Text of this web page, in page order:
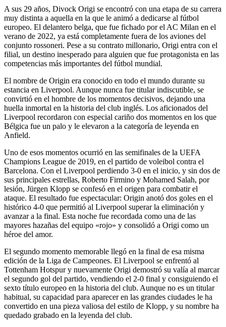
A sus 29 años, Divock Origi se encontró con una etapa de su carrera
muy distinta a aquella en la que le animó a dedicarse al fútbol
europeo. El delantero belga, que fue fichado por el AC Milan en el
verano de 2022, ya está completamente fuera de los aviones del
conjunto rossoneri. Pese a su contrato millonario, Origi entra con el
filial, un destino inesperado para alguien que fue protagonista en las
competencias más importantes del fútbol mundial.
El nombre de Origin era conocido en todo el mundo durante su
estancia en Liverpool. Aunque nunca fue titular indiscutible, se
convirtió en el hombre de los momentos decisivos, dejando una
huella inmortal en la historia del club inglés. Los aficionados del
Liverpool recordaron con especial cariño dos momentos en los que
Bélgica fue un palo y le elevaron a la categoría de leyenda en
Anfield.
Uno de esos momentos ocurrió en las semifinales de la UEFA
Champions League de 2019, en el partido de voleibol contra el
Barcelona. Con el Liverpool perdiendo 3-0 en el inicio, y sin dos de
sus principales estrellas, Roberto Firmino y Mohamed Salah, por
lesión, Jürgen Klopp se confesó en el origen para combatir el
ataque. El resultado fue espectacular: Origin anotó dos goles en el
histórico 4-0 que permitió al Liverpool superar la eliminación y
avanzar a la final. Esta noche fue recordada como una de las
mayores hazañas del equipo «rojo» y consolidó a Origi como un
héroe del amor.
El segundo momento memorable llegó en la final de esa misma
edición de la Liga de Campeones. El Liverpool se enfrentó al
Tottenham Hotspur y nuevamente Origi demostró su valía al marcar
el segundo gol del partido, vendiendo el 2-0 final y consiguiendo el
sexto título europeo en la historia del club. Aunque no es un titular
habitual, su capacidad para aparecer en las grandes ciudades le ha
convertido en una pieza valiosa del estilo de Klopp, y su nombre ha
quedado grabado en la leyenda del club.